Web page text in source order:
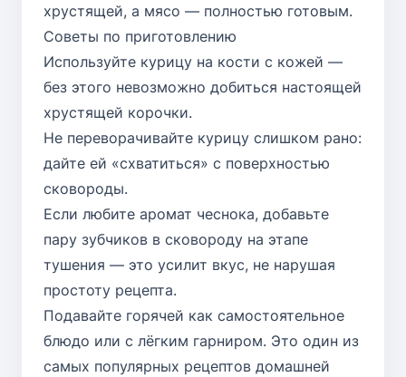
хрустящей, а мясо — полностью готовым.
Советы по приготовлению
Используйте курицу на кости с кожей —
без этого невозможно добиться настоящей
хрустящей корочки.
Не переворачивайте курицу слишком рано:
дайте ей «схватиться» с поверхностью
сковороды.
Если любите аромат чеснока, добавьте
пару зубчиков в сковороду на этапе
тушения — это усилит вкус, не нарушая
простоту рецепта.
Подавайте горячей как самостоятельное
блюдо или с лёгким гарниром. Это один из
самых популярных рецептов домашней